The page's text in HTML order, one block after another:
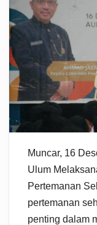
Muncar, 16
Ulum
Pertemanan
pertemanan
penting dalam